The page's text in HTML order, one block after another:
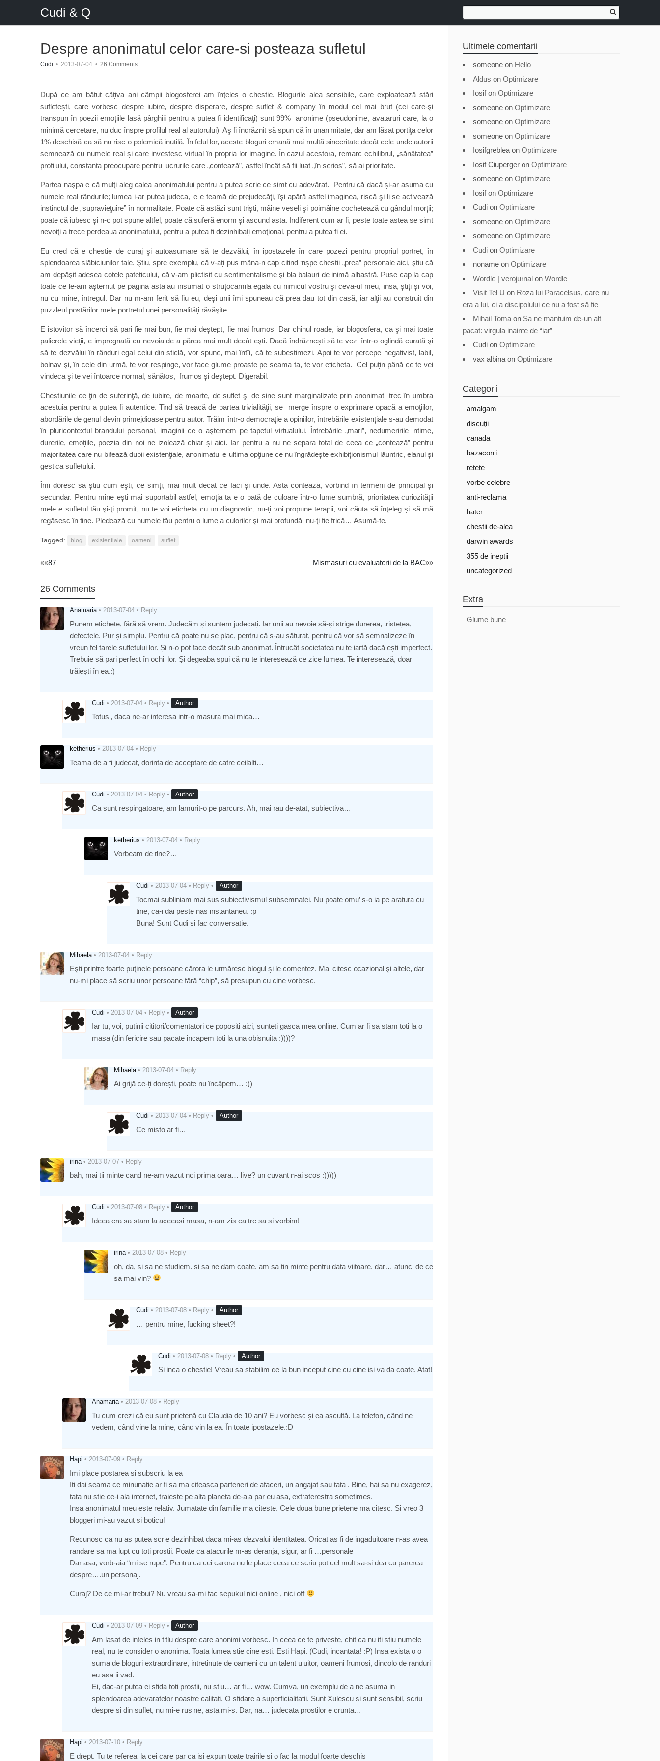
Cudi & Q
Despre anonimatul celor care-si posteaza sufletul
Cudi • 2013-07-04 • 26 Comments
După ce am bătut câţiva ani câmpii blogosferei am înţeles o chestie. Blogurile alea sensibile, care exploatează stări
sufleteşti, care vorbesc despre iubire, despre disperare, despre suflet & company în modul cel mai brut (cei care-şi
transpun în poezii emoţiile lasă pârghiii pentru a putea fi identificaţi) sunt 99% anonime (pseudonime, avataruri care, la o
minimă cercetare, nu duc înspre profilul real al autorului). Aş fi îndrăznit să spun că în unanimitate, dar am lăsat portiţa celor
1% deschisă ca să nu risc o polemică inutilă. În felul lor, aceste bloguri emană mai multă sinceritate decât cele unde autorii
semnează cu numele real şi care investesc virtual în propria lor imagine. În cazul acestora, remarc echilibrul, „sănătatea”
profilului, constanta preocupare pentru lucrurile care „contează”, astfel încât să fii luat „în serios”, să ai prioritate.
Partea naşpa e că mulţi aleg calea anonimatului pentru a putea scrie ce simt cu adevărat. Pentru că dacă şi-ar asuma cu
numele real rândurile; lumea i-ar putea judeca, le e teamă de prejudecăţi, îşi apără astfel imaginea, riscă şi li se activează
instinctul de „supravieţuire” în normalitate. Poate că astăzi sunt trişti, mâine veseli şi poimâine cochetează cu gândul morţii;
poate că iubesc şi n-o pot spune altfel, poate că suferă enorm şi ascund asta. Indiferent cum ar fi, peste toate astea se simt
nevoiţi a trece perdeaua anonimatului, pentru a putea fi dezinhibaţi emoţional, pentru a putea fi ei.
Eu cred că e chestie de curaj şi autoasumare să te dezvălui, în ipostazele în care pozezi pentru propriul portret, în
splendoarea slăbiciunilor tale. Ştiu, spre exemplu, că v-aţi pus mâna-n cap citind ‘nşpe chestii „prea” personale aici, ştiu că
am depăşit adesea cotele pateticului, că v-am plictisit cu sentimentalisme şi bla balauri de inimă albastră. Puse cap la cap
toate ce le-am aşternut pe pagina asta au însumat o struţocămilă egală cu nimicul vostru şi ceva-ul meu, însă, ştiţi şi voi,
nu cu mine, întregul. Dar nu m-am ferit să fiu eu, deşi unii îmi spuneau că prea dau tot din casă, iar alţii au construit din
puzzleul postărilor mele portretul unei personalităţi răvăşite.
E istovitor să încerci să pari fie mai bun, fie mai deştept, fie mai frumos. Dar chinul roade, iar blogosfera, ca şi mai toate
palierele vieţii, e impregnată cu nevoia de a părea mai mult decât eşti. Dacă îndrăzneşti să te vezi într-o oglindă curată şi
să te dezvălui în rânduri egal celui din sticlă, vor spune, mai întîi, că te subestimezi. Apoi te vor percepe negativist, labil,
bolnav şi, în cele din urmă, te vor respinge, vor face glume proaste pe seama ta, te vor eticheta. Cel puţin până ce te vei
vindeca şi te vei întoarce normal, sănătos, frumos şi deştept. Digerabil.
Chestiunile ce ţin de suferinţă, de iubire, de moarte, de suflet şi de sine sunt marginalizate prin anonimat, trec în umbra
acestuia pentru a putea fi autentice. Tind să treacă de partea trivialităţii, se merge înspre o exprimare opacă a emoţiilor,
abordările de genul devin primejdioase pentru autor. Trăim într-o democraţie a opiniilor, întrebările existenţiale s-au demodat
în pluricontextul brandului personal, imaginii ce o aşternem pe tapetul virtualului. Întrebările „mari”, nedumeririle intime,
durerile, emoţiile, poezia din noi ne izolează chiar şi aici. Iar pentru a nu ne separa total de ceea ce „contează” pentru
majoritatea care nu bifează dubii existenţiale, anonimatul e ultima opţiune ce nu îngrădeşte exhibiţionismul lăuntric, elanul şi
gestica sufletului.
Îmi doresc să ştiu cum eşti, ce simţi, mai mult decât ce faci şi unde. Asta contează, vorbind în termeni de principal şi
secundar. Pentru mine eşti mai suportabil astfel, emoţia ta e o pată de culoare într-o lume sumbră, prioritatea curiozităţii
mele e sufletul tău şi-ţi promit, nu te voi eticheta cu un diagnostic, nu-ţi voi propune terapii, voi căuta să înţeleg şi să mă
regăsesc în tine. Pledează cu numele tău pentru o lume a culorilor şi mai profundă, nu-ţi fie frică… Asumă-te.
Tagged: blog existentiale oameni suflet
Post
navigation
««87 Mismasuri cu evaluatorii de la BAC»»
26 Comments
Anamaria • 2013-07-04 • Reply
Punem etichete, fără să vrem. Judecăm și suntem judecați. Iar unii au nevoie să-și strige durerea, tristețea,
defectele. Pur și simplu. Pentru că poate nu se plac, pentru că s-au săturat, pentru că vor să semnalizeze în
vreun fel tarele sufletului lor. Și n-o pot face decât sub anonimat. Întrucât societatea nu te iartă dacă ești imperfect.
Trebuie să pari perfect în ochii lor. Și degeaba spui că nu te interesează ce zice lumea. Te interesează, doar
trăiești în ea.:)
Cudi • 2013-07-04 • Reply • Author
Totusi, daca ne-ar interesa intr-o masura mai mica…
ketherius • 2013-07-04 • Reply
Teama de a fi judecat, dorinta de acceptare de catre ceilalti…
Cudi • 2013-07-04 • Reply • Author
Ca sunt respingatoare, am lamurit-o pe parcurs. Ah, mai rau de-atat, subiectiva…
ketherius • 2013-07-04 • Reply
Vorbeam de tine?…
Cudi • 2013-07-04 • Reply • Author
Tocmai subliniam mai sus subiectivismul subsemnatei. Nu poate omu’ s-o ia pe aratura cu
tine, ca-i dai peste nas instantaneu. :p
Buna! Sunt Cudi si fac conversatie.
Mihaela • 2013-07-04 • Reply
Eşti printre foarte puţinele persoane cărora le urmăresc blogul şi le comentez. Mai citesc ocazional şi altele, dar
nu-mi place să scriu unor persoane fără “chip”, să presupun cu cine vorbesc.
Cudi • 2013-07-04 • Reply • Author
Iar tu, voi, putinii cititori/comentatori ce popositi aici, sunteti gasca mea online. Cum ar fi sa stam toti la o
masa (din fericire sau pacate incapem toti la una obisnuita :))))?
Mihaela • 2013-07-04 • Reply
Ai grijă ce-ţi doreşti, poate nu încăpem… :))
Cudi • 2013-07-04 • Reply • Author
Ce misto ar fi…
irina • 2013-07-07 • Reply
bah, mai tii minte cand ne-am vazut noi prima oara… live? un cuvant n-ai scos :)))))
Cudi • 2013-07-08 • Reply • Author
Ideea era sa stam la aceeasi masa, n-am zis ca tre sa si vorbim!
irina • 2013-07-08 • Reply
oh, da, si sa ne studiem. si sa ne dam coate. am sa tin minte pentru data viitoare. dar… atunci de ce
sa mai vin?
Cudi • 2013-07-08 • Reply • Author
… pentru mine, fucking sheet?!
Cudi • 2013-07-08 • Reply • Author
Si inca o chestie! Vreau sa stabilim de la bun inceput cine cu cine isi va da coate. Atat!
Anamaria • 2013-07-08 • Reply
Tu cum crezi că eu sunt prietenă cu Claudia de 10 ani? Eu vorbesc și ea ascultă. La telefon, când ne
vedem, când vine la mine, când vin la ea. În toate ipostazele.:D
Hapi • 2013-07-09 • Reply
Imi place postarea si subscriu la ea
Iti dai seama ce minunatie ar fi sa ma citeasca parteneri de afaceri, un angajat sau tata . Bine, hai sa nu exagerez,
tata nu stie ce-i ala internet, traieste pe alta planeta de-aia par eu asa, extraterestra sometimes.
Insa anonimatul meu este relativ. Jumatate din familie ma citeste. Cele doua bune prietene ma citesc. Si vreo 3
bloggeri mi-au vazut si boticul
Recunosc ca nu as putea scrie dezinhibat daca mi-as dezvalui identitatea. Oricat as fi de ingaduitoare n-as avea
randare sa ma lupt cu toti prostii. Poate ca atacurile m-as deranja, sigur, ar fi …personale
Dar asa, vorb-aia “mi se rupe”. Pentru ca cei carora nu le place ceea ce scriu pot cel mult sa-si dea cu parerea
despre….un personaj.
Curaj? De ce mi-ar trebui? Nu vreau sa-mi fac sepukul nici online , nici off
Cudi • 2013-07-09 • Reply • Author
Am lasat de inteles in titlu despre care anonimi vorbesc. In ceea ce te priveste, chit ca nu iti stiu numele
real, nu te consider o anonima. Toata lumea stie cine esti. Esti Hapi. (Cudi, incantata! :P) Insa exista o o
suma de bloguri extraordinare, intretinute de oameni cu un talent uluitor, oameni frumosi, dincolo de randuri
eu asa ii vad.
Ei, dac-ar putea ei sfida toti prostii, nu stiu… ar fi… wow. Cumva, un exemplu de a ne asuma in
splendoarea adevaratelor noastre calitati. O sfidare a superficialitatii. Sunt Xulescu si sunt sensibil, scriu
despre si din suflet, nu mi-e rusine, asta mi-s. Dar, na… judecata prostilor e crunta…
Hapi • 2013-07-10 • Reply
E drept. Tu te refereai la cei care par ca isi expun toate trairile si o fac la modul foarte deschis
Ultimele comentarii
someone on Hello
Aldus on Optimizare
Iosifon Optimizare
someone on Optimizare
someone on Optimizare
someone on Optimizare
Iosifgreblea on Optimizare
Iosif Ciuperger on Optimizare
someone on Optimizare
Iosifon Optimizare
Cudi on Optimizare
someone on Optimizare
someone on Optimizare
Cudi on Optimizare
noname on Optimizare
Wordle | verojurnal on Wordle
Visit Tel U on Roza lui Paracelsus, care nu
era a lui, ci a discipolului ce nu a fost să fie
Mihail Toma on Sa ne mantuim de-un alt
pacat: virgula inainte de “iar”
Cudi on Optimizare
vax albina on Optimizare
Categorii
amalgam
discuții
canada
bazaconii
retete
vorbe celebre
anti-reclama
hater
chestii de-alea
darwin awards
355 de ineptii
uncategorized
Extra
Glume bune